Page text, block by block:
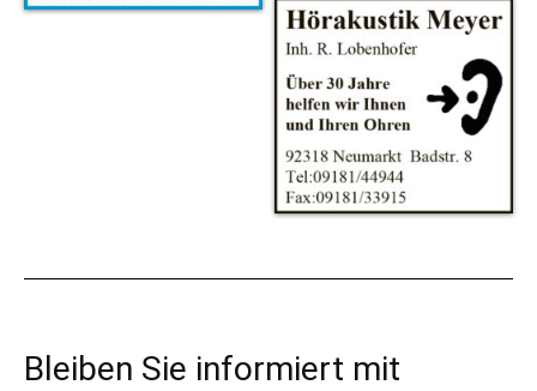
Bleiben Sie informiert mit